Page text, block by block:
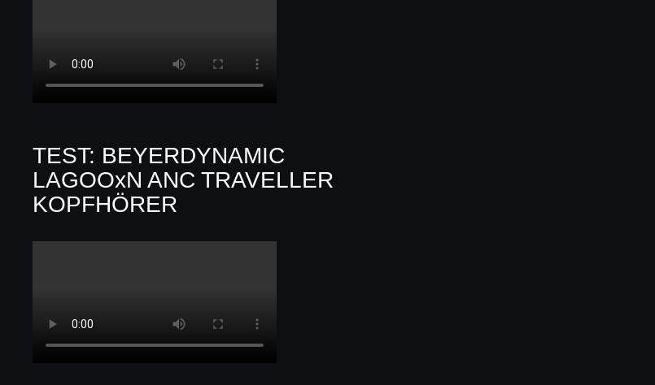
TEST: BEYERDYNAMIC
LAGOOxN ANC TRAVELLER
KOPFHÖRER